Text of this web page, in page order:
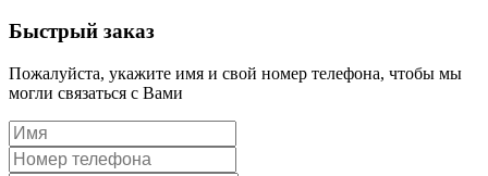
Быстрый заказ
Пожалуйста, укажите имя и свой номер телефона, чтобы мы
могли связаться с Вами